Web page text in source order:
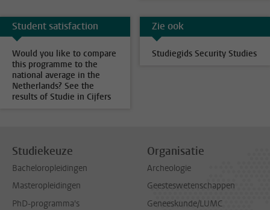
Student satisfaction
Would you like to compare
this programme to the
national average in the
Netherlands? See the
results of Studie in Cijfers
Zie ook
Studiegids Security Studies
Studiekeuze
Bacheloropleidingen
Masteropleidingen
PhD-programma's
Organisatie
Archeologie
Geesteswetenschappen
Geneeskunde/LUMC